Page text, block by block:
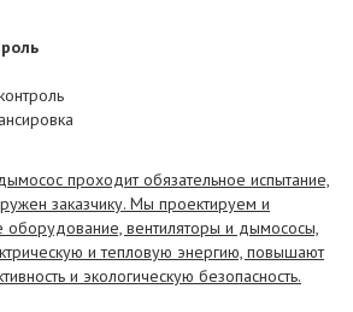
проходит обязательное испытание,
заказчику. Мы проектируем и
оборудование, вентиляторы и дымососы,
и тепловую энергию, повышают
и экологическую безопасность.